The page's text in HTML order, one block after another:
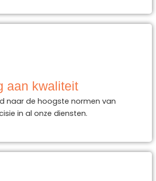
aan kwaliteit
naar de hoogste normen van
in al onze diensten.